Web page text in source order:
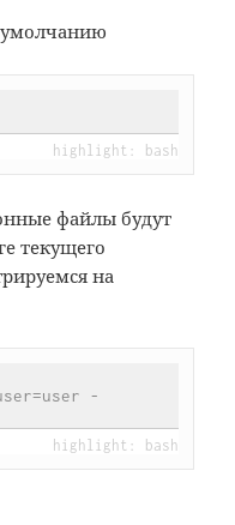
файлы будут
текущего
на
-